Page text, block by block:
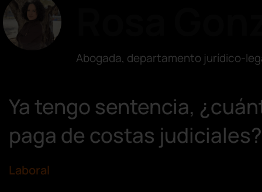
Abogada, departamento jurídico-
Ya tengo sentencia,
paga de costas judiciales?
Laboral